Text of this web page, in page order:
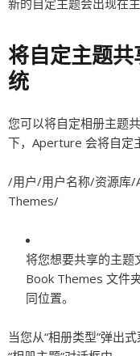
新的自定主题会出现在主
将自定主题
统
您可以将自定相册主题
下，Aperture 会将自定
/用户/用户名称/资源库/
Themes/
将您想要共享的主
Book Themes 文件
同位置。
当您从“相册类型”弹出